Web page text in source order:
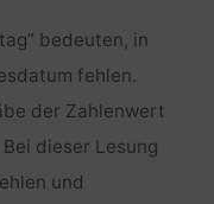
fehlen.
dieser Lesung
und